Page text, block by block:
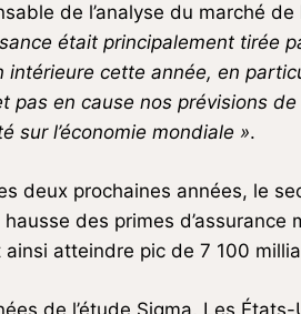
de l’analyse du marché
était principalement tirée
intérieure cette année, en
pas en cause nos prévisions
sur l’économie mondiale ».
deux prochaines années, le
hausse des primes
atteindre pic de 7 100